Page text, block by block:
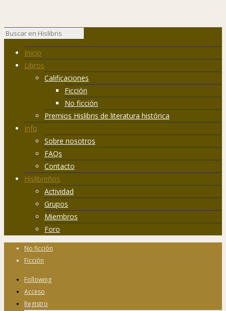
Inicio
Libros
Calificaciones
Ficción
No ficción
Premios Hislibris de literatura histórica
Info
Sobre nosotros
FAQs
Contacto
Hislibreños
Actividad
Grupos
Miembros
Foro
No ficción
Ficción
Following
Acceso
Registro